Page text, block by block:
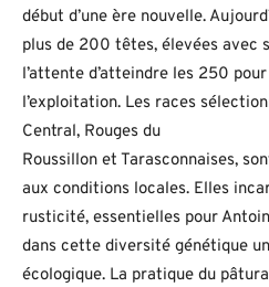
début d’une ère nouvelle.
plus de 200 têtes, élevées avec
l’attente d’atteindre les 250
l’exploitation. Les races
Central, Rouges du
Roussillon et Tarasconnaises,
aux conditions locales. Elles
rusticité, essentielles pour
dans cette diversité génétique
écologique. La pratique du